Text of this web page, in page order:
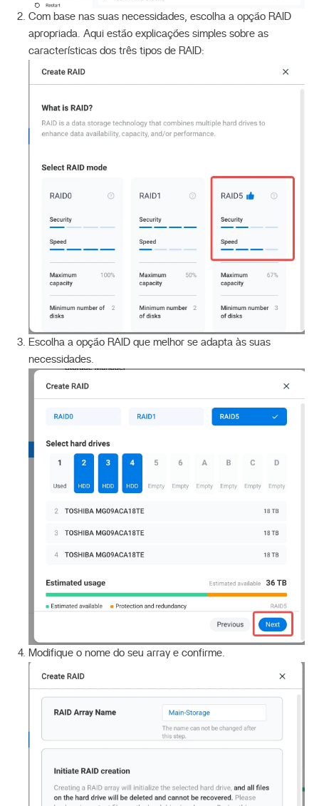
Com base nas suas necessidades, escolha a opção RAID
apropriada. Aqui estão explicações simples sobre as
características dos três tipos de RAID:
Escolha a opção RAID que melhor se adapta às suas
necessidades.
Modifique o nome do seu array e confirme.